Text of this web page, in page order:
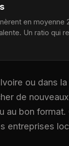
en
Un ratio qui
ou dans
de
au bon
entreprises